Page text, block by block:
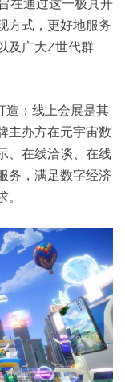
在通过这一极具开
方式，更好地服务
及广大Z世代群
造；线上会展是其
主办方在元宇宙数
、在线洽谈、在线
务，满足数字经济